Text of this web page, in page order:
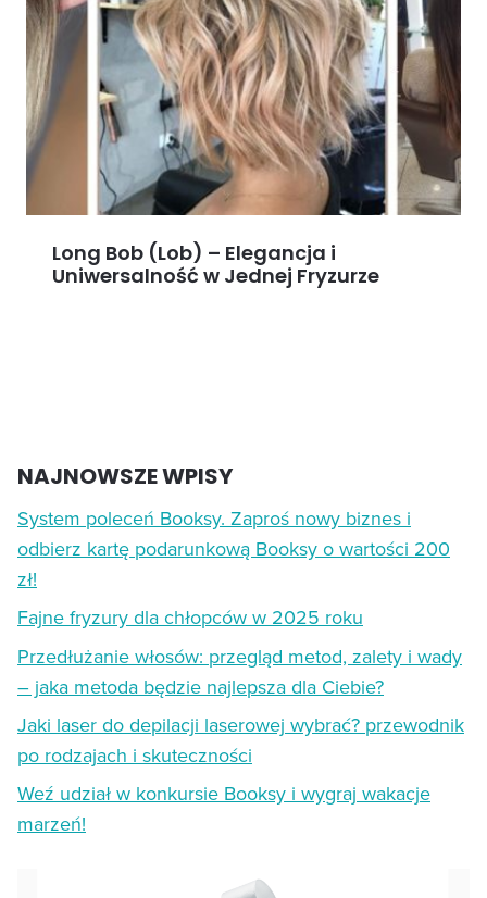
Long Bob (Lob) – Elegancja i
Uniwersalność w Jednej Fryzurze
NAJNOWSZE WPISY
System poleceń Booksy. Zaproś nowy biznes i
odbierz kartę podarunkową Booksy o wartości 200
zł!
Fajne fryzury dla chłopców w 2025 roku
Przedłużanie włosów: przegląd metod, zalety i wady
– jaka metoda będzie najlepsza dla Ciebie?
Jaki laser do depilacji laserowej wybrać? przewodnik
po rodzajach i skuteczności
Weź udział w konkursie Booksy i wygraj wakacje
marzeń!